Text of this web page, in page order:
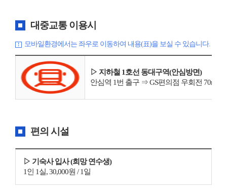
대중교통 이용시
모바일환경에서는 좌우로 이동하여 내용(표)을 보실 수 있습니다.
▷ 지하철 1호선 동대구역(안심방면)
안심역 1번 출구 ⇒ GS편의점 우회전 70m
편의 시설
▷ 기숙사 입사 (희망 연수생)
1인 1실, 30,000원 / 1일